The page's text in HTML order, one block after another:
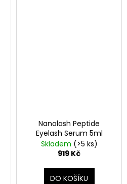
Nanolash Peptide
Eyelash Serum 5ml
Skladem (>5 ks)
919 Kč
DO KOŠÍKU